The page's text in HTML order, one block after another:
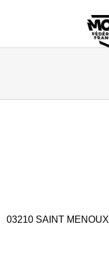
03210 SAINT MENOUX